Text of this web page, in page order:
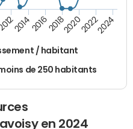
/ habitant
de 250 habitants
201420162018202020222024
en 2024